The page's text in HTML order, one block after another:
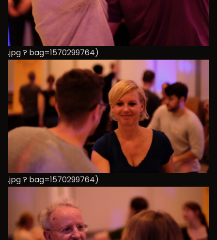
.jpg ? bag=1570299764)
.jpg ? bag=1570299764)